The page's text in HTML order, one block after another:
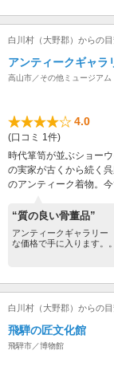
白川村（大野郡）からの
アンティークギャ
高山市／その他ミュージアム
4.0
(口コミ 1件)
時代箪笥が並ぶショー
の実家が古くから続く
のアンティーク着物。今
“質の良い骨董品”
アンティークギャラリ
な価格で手に入ります。。
白川村（大野郡）からの
飛騨の匠文化館
飛騨市／博物館